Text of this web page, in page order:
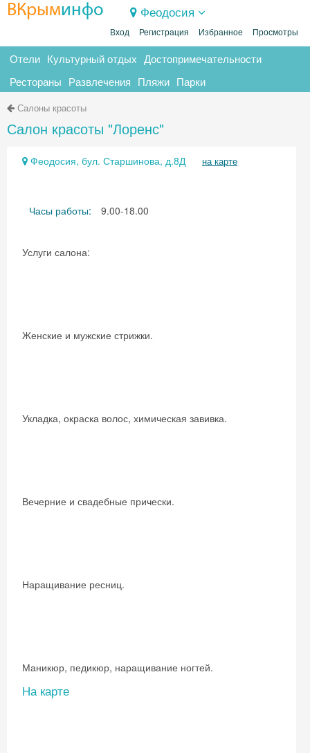
ВКрыминфо Феодосия
Вход Регистрация Избранное Просмотры
Отели Культурный отдых Достопримечательности
Рестораны Развлечения Пляжи Парки
Салоны красоты
Салон красоты "Лоренс"
Феодосия, бул. Старшинова, д.8Д на карте
Часы работы: 9.00-18.00
Услуги салона:
Женские и мужские стрижки.
Укладка, окраска волос, химическая завивка.
Вечерние и свадебные прически.
Наращивание ресниц.
Маникюр, педикюр, наращивание ногтей.
На карте